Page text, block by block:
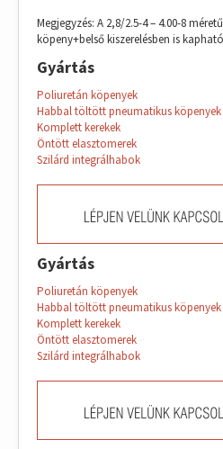
Megjegyzés: A 2,8/2.5-4 – 4.00-8
köpeny+belső kiszerelésben is
Gyártás
Poliuretán köpenyek
Habbal töltött pneumatikus köpenyek
Komplett kerekek
Öntött elasztomerek
Szilárd integrálhabok
Gyártás
Poliuretán köpenyek
Habbal töltött pneumatikus köpenyek
Komplett kerekek
Öntött elasztomerek
Szilárd integrálhabok